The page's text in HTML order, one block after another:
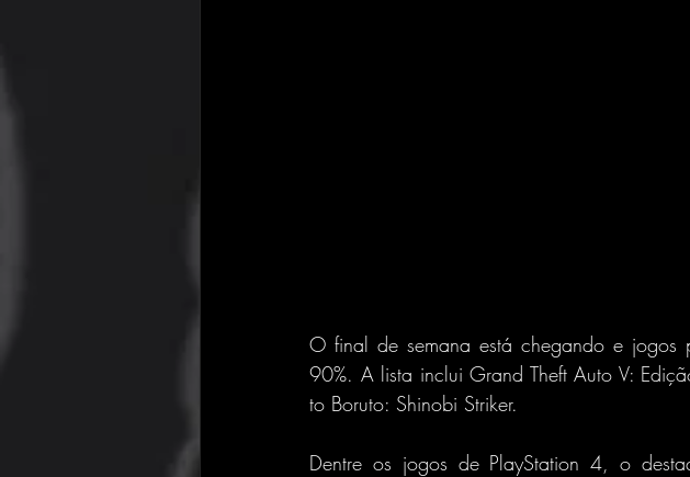
O final de semana está chegando e
90%. A lista inclui Grand Theft Auto V:
to Boruto: Shinobi Striker.
Dentre os jogos de PlayStation 4, o